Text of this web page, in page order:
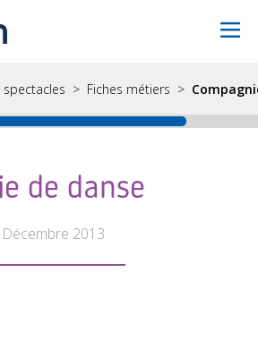
Fiches métiers
de danse
2013